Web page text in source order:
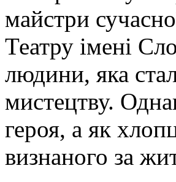
майстри
Театру імені
людини, яка
мистецтву.
героя, а як
визнаного за